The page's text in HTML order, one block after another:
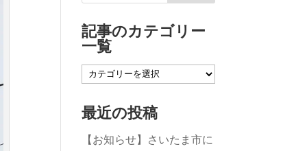
記事のカテゴリー
一覧
記
の
カ
最近の投稿
【お知らせ】さいたま市に